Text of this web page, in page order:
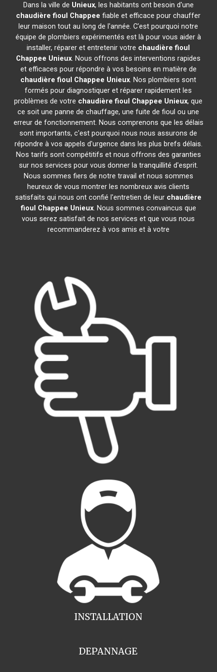
Dans la ville de Unieux, les habitants ont besoin d'une
chaudière fioul Chappee fiable et efficace pour chauffer
leur maison tout au long de l'année. C'est pourquoi notre
équipe de plombiers expérimentés est là pour vous aider à
installer, réparer et entretenir votre chaudière fioul
Chappee Unieux. Nous offrons des interventions rapides
et efficaces pour répondre à vos besoins en matière de
chaudière fioul Chappee Unieux. Nos plombiers sont
formés pour diagnostiquer et réparer rapidement les
problèmes de votre chaudière fioul Chappee Unieux, que
ce soit une panne de chauffage, une fuite de fioul ou une
erreur de fonctionnement. Nous comprenons que les délais
sont importants, c'est pourquoi nous nous assurons de
répondre à vos appels d'urgence dans les plus brefs délais.
Nos tarifs sont compétitifs et nous offrons des garanties
sur nos services pour vous donner la tranquillité d'esprit.
Nous sommes fiers de notre travail et nous sommes
heureux de vous montrer les nombreux avis clients
satisfaits qui nous ont confié l'entretien de leur chaudière
fioul Chappee Unieux. Nous sommes convaincus que
vous serez satisfait de nos services et que vous nous
recommanderez à vos amis et à votre
INSTALLATION
DEPANNAGE